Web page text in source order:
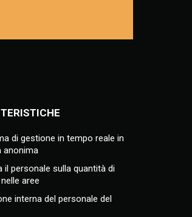
di gestione in tempo reale in
anonima
il personale sulla quantità di
aree
interna del personale del